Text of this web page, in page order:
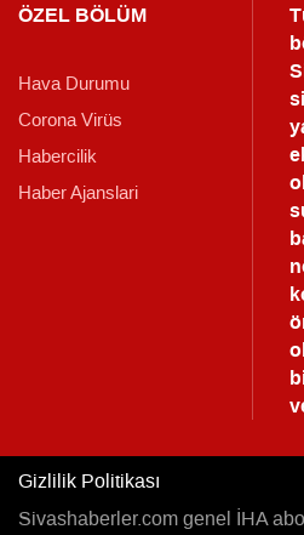
ÖZEL BÖLÜM
Hava Durumu
Corona Virüs
Habercilik
Haber Ajanslari
Gizlilik Politikası
Sivashaberler.com genel İHA